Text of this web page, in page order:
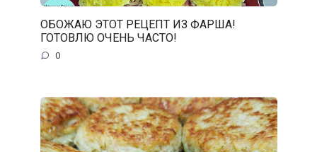
ОБОЖАЮ ЭТОТ РЕЦЕПТ ИЗ ФАРША!
ГОТОВЛЮ ОЧЕНЬ ЧАСТО!
0